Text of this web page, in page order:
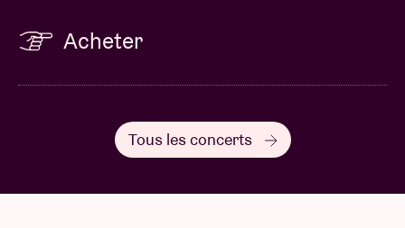
Acheter
Tous les concerts